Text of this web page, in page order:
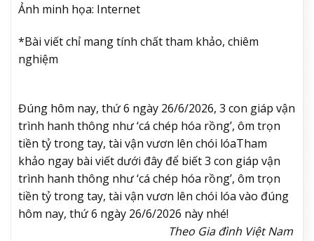
Ảnh minh họa: Internet
*Bài viết chỉ mang tính chất tham khảo, chiêm
nghiệm
Đúng hôm nay, thứ 6 ngày 26/6/2026, 3 con giáp vận
trình hanh thông như ‘cá chép hóa rồng’, ôm trọn
tiền tỷ trong tay, tài vận vươn lên chói lóaTham
khảo ngay bài viết dưới đây để biết 3 con giáp vận
trình hanh thông như ‘cá chép hóa rồng’, ôm trọn
tiền tỷ trong tay, tài vận vươn lên chói lóa vào đúng
hôm nay, thứ 6 ngày 26/6/2026 này nhé!
Theo Gia đình Việt Nam